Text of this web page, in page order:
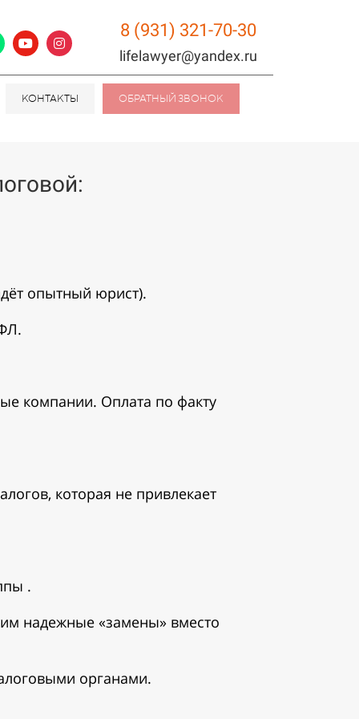
8 (931) 321-70-30
lifelawyer@yandex.ru
КОНТАКТЫ ОБРАТНЫЙ ЗВОНОК
опытный юрист).
компании. Оплата по факту
которая не привлекает
.
надежные «замены» вместо
органами.